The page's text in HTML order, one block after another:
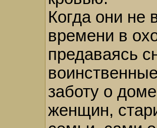
Когда они не
времени в
предаваясь
заботу о
женщин,